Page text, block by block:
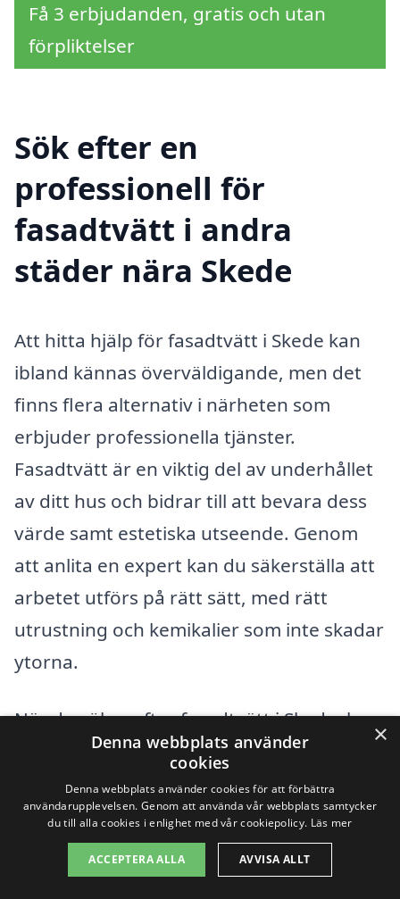
Få 3 erbjudanden, gratis och utan
förpliktelser
Sök efter en
professionell för
fasadtvätt i andra
städer nära Skede
Att hitta hjälp för fasadtvätt i Skede kan
ibland kännas överväldigande, men det
finns flera alternativ i närheten som
erbjuder professionella tjänster.
Fasadtvätt är en viktig del av underhållet
av ditt hus och bidrar till att bevara dess
värde samt estetiska utseende. Genom
att anlita en expert kan du säkerställa att
arbetet utförs på rätt sätt, med rätt
utrustning och kemikalier som inte skadar
ytorna.
När du söker efter fasadtvätt i Skede, kan
det vara en god idé att titta på företag i
omliggande städer. Här är några städer
där du kan hitta kvalificerade tjänster som
kan hjälpa dig:
×
Denna webbplats använder
cookies
Denna webbplats använder cookies för att förbättra
användarupplevelsen. Genom att använda vår webbplats samtycker
du till alla cookies i enlighet med vår cookiepolicy. Läs mer
ACCEPTERA ALLA AVVISA ALLT